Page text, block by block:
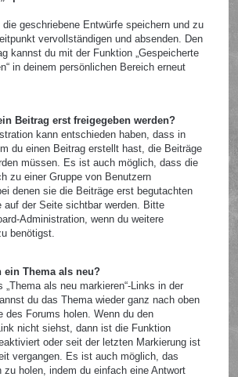
geschriebene Entwürfe speichern und zu
vervollständigen und absenden. Den
kannst du mit der Funktion „Gespeicherte
in deinem persönlichen Bereich erneut
Beitrag erst freigegeben werden?
kann entschieden haben, dass in
du einen Beitrag erstellt hast, die Beiträge
müssen. Es ist auch möglich, dass die
zu einer Gruppe von Benutzern
denen sie die Beiträge erst begutachten
auf der Seite sichtbar werden. Bitte
Administration, wenn du weitere
benötigst.
ein Thema als neu?
„Thema als neu markieren“-Links in der
du das Thema wieder ganz nach oben
des Forums holen. Wenn du den
nicht siehst, dann ist die Funktion
oder seit der letzten Markierung ist
vergangen. Es ist auch möglich, das
zu holen, indem du einfach eine Antwort